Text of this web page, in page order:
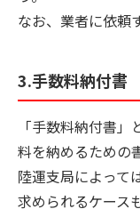
なお、業者に依頼
3.手数料納付書
「手数料納付書
料を納めるための
陸運支局によって
求められるケース